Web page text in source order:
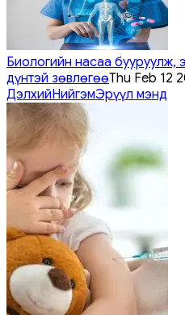
Биологийн насаа бууруулж,
дүнтэй зөвлөгөөThu Feb 12
ДэлхийНийгэмЭрүүл мэнд